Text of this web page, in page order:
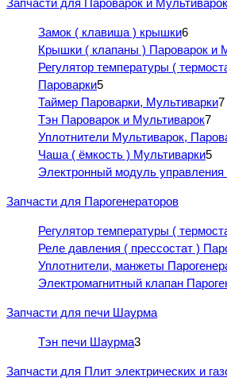
Запчасти для Пароварок и Мультиварок
Замок ( клавиша ) крышки6
Крышки ( клапаны ) Пароварок и
Регулятор температуры (
Пароварки5
Таймер Пароварки, Мультиварки7
Тэн Пароварок и Мультиварок7
Уплотнители Мультиварок,
Чаша ( ёмкость ) Мультиварки5
Электронный модуль управления
Запчасти для Парогенераторов
Регулятор температуры (
Реле давления ( прессостат )
Уплотнители, манжеты
Электромагнитный клапан
Запчасти для печи Шаурма
Тэн печи Шаурма3
Запчасти для Плит электрических и